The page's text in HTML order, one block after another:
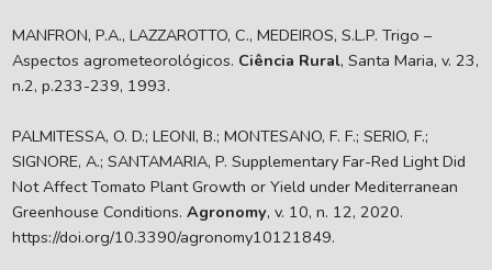
MANFRON, P.A., LAZZAROTTO, C., MEDEIROS, S.L.P. Trigo –
Aspectos agrometeorológicos. Ciência Rural, Santa Maria, v. 23,
n.2, p.233-239, 1993.
PALMITESSA, O. D.; LEONI, B.; MONTESANO, F. F.; SERIO, F.;
SIGNORE, A.; SANTAMARIA, P. Supplementary Far-Red Light Did
Not Affect Tomato Plant Growth or Yield under Mediterranean
Greenhouse Conditions.Agronomy, v. 10, n. 12, 2020.
https://doi.org/10.3390/agronomy10121849.